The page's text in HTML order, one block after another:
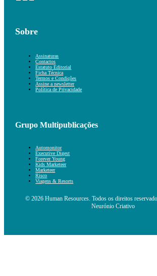
Sobre
Assinaturas
Contactos
Estatuto Editorial
Ficha Técnica
Termos e Condições
Assine a newsletter
Política de Privacidade
Grupo Multipublicações
Automonitor
Executive Digest
Forever Young
Kids Marketeer
Marketeer
Risco
Viagens & Resorts
© 2026 Human Resources. Todos os direitos
Neurónio Criativo